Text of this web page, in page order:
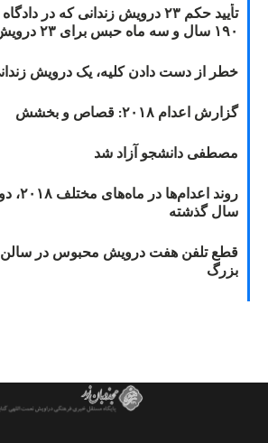
تأیید حکم ۲۳ درویش زندانی که در
۱۹۰ سال و سه ماه حبس برای ۲۳ درویش گنابادی قطعی شد
خطر از دست دادن کلیه، یک درویش
گزارش اعدام ۲۰۱۸: قصاص و بخشش
مصطفی دانشجو آزاد شد
سال گذشته
قطع تلفن هفت درویش محبوس در سالن
بزرگ